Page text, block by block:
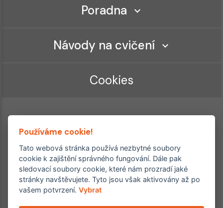
Poradna
Návody na cvičení
Cookies
Ordinace roku
Rehabilitační ordinace
2. místo – 2017/2019
Používáme cookie!
Tato webová stránka používá nezbytné soubory
cookie k zajištění správného fungování. Dále pak
sledovací soubory cookie, které nám prozradí jaké
stránky navštěvujete. Tyto jsou však aktivovány až po
vašem potvrzení.Vybrat